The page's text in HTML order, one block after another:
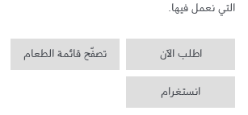
التي نعمل فيها.
اطلب الآن تصفّح قائمة الطعام
انستغرام